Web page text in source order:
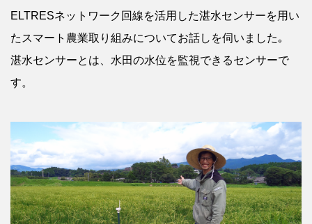
ELTRESネットワーク回線を活用した湛水センサーを用い
たスマート農業取り組みについてお話しを伺いました｡
湛水センサーとは、水田の水位を監視できるセンサーで
す。